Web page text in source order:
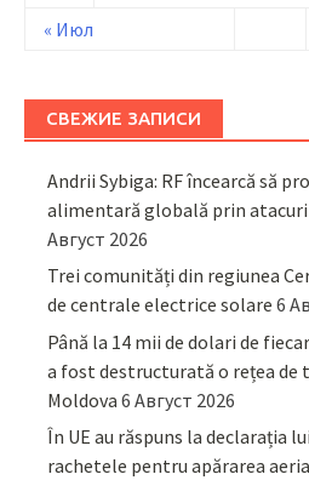
« Июл
СВЕЖИЕ ЗАПИСИ
Andrii Sybiga: RF încearcă să
alimentară globală prin
Август 2026
Trei comunități din regiunea
de centrale electrice solare 6
Până la 14 mii de dolari de
a fost destructurată o rețea de
Moldova 6 Август 2026
În UE au răspuns la declarația
rachetele pentru apărarea